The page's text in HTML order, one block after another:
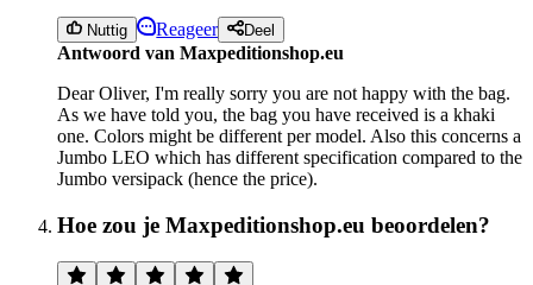
Nuttig Reageer Deel
Antwoord van Maxpeditionshop.eu
Dear Oliver, I'm really sorry you are not happy with the bag.
As we have told you, the bag you have received is a khaki
one. Colors might be different per model. Also this concerns a
Jumbo LEO which has different specification compared to the
Jumbo versipack (hence the price).
Hoe zou je Maxpeditionshop.eu beoordelen?